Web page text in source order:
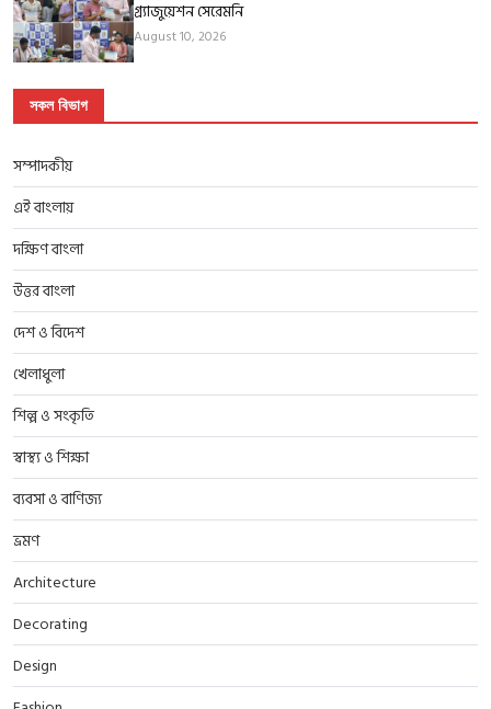
গ্র্যাজুয়েশন সেরেমনি
August 10, 2026
সকল বিভাগ
সম্পাদকীয়
এই বাংলায়
দক্ষিণ বাংলা
উত্তর বাংলা
দেশ ও বিদেশ
খেলাধুলা
শিল্প ও সংকৃতি
স্বাস্থ্য ও শিক্ষা
ব্যবসা ও বাণিজ্য
ভ্রমণ
Architecture
Decorating
Design